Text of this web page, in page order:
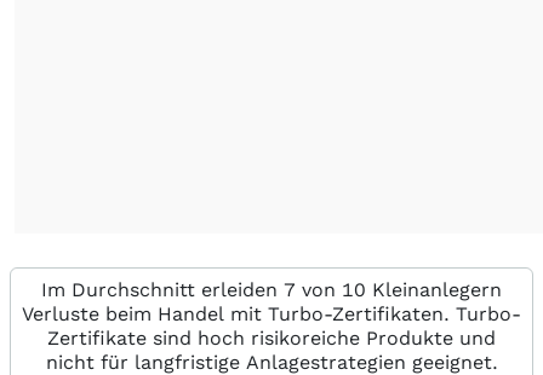
Im Durchschnitt erleiden 7 von 10 Kleinanlegern
Verluste beim Handel mit Turbo-Zertifikaten. Turbo-
Zertifikate sind hoch risikoreiche Produkte und
nicht für langfristige Anlagestrategien geeignet.